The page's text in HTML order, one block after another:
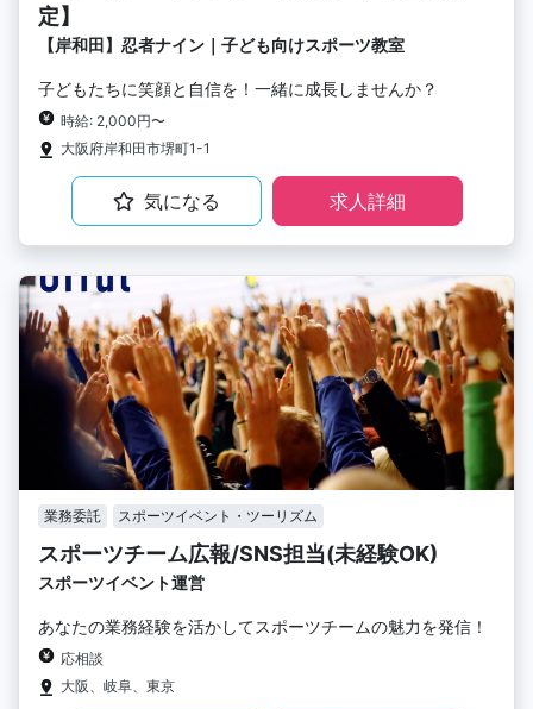
定】
【岸和田】忍者ナイン｜子ども向けスポーツ教室
子どもたちに笑顔と自信を！一緒に成長しませんか？
時給: 2,000円〜
大阪府岸和田市堺町1-1
気になる 求人詳細
業務委託 スポーツイベント・ツーリズム
スポーツチーム広報/SNS担当(未経験OK)
スポーツイベント運営
あなたの業務経験を活かしてスポーツチームの魅力を発信！
応相談
大阪、岐阜、東京